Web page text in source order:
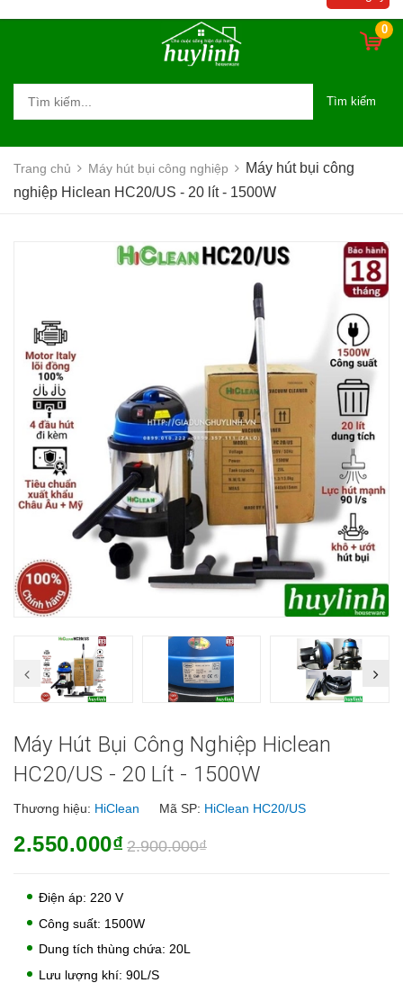
0
Tìm kiếm
Trang chủ Máy hút bụi công nghiệp
Máy hút bụi công
nghiệp Hiclean HC20/US - 20 lít - 1500W
Máy Hút Bụi Công Nghiệp Hiclean
HC20/US - 20 Lít - 1500W
Thương hiệu: HiClean Mã SP: HiClean HC20/US
2.550.000₫ 2.900.000₫
Điện áp: 220 V
Công suất: 1500W
Dung tích thùng chứa: 20L
Lưu lượng khí: 90L/S